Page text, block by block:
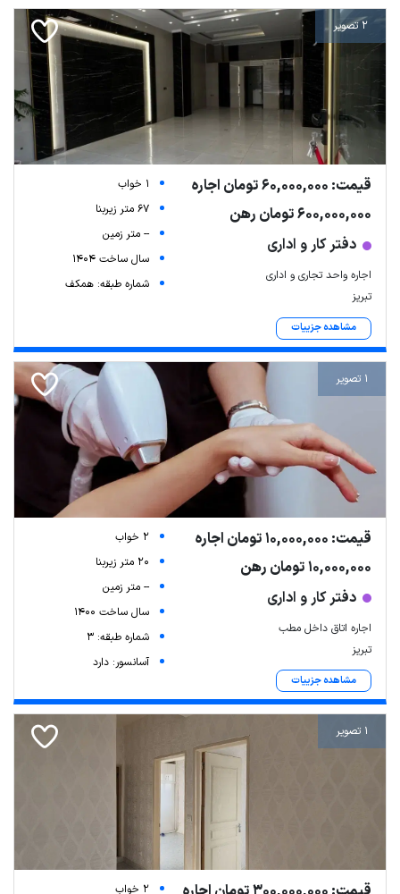
2 تصویر
قیمت: 60,000,000 تومان اجاره
600,000,000 تومان رهن
دفتر کار و اداری
اجاره واحد تجاری و اداری
تبریز
مشاهده جزییات
1 خواب
67 متر زیربنا
-- متر زمین
سال ساخت 1404
شماره طبقه: همکف
1 تصویر
قیمت: 10,000,000 تومان اجاره
10,000,000 تومان رهن
دفتر کار و اداری
اجاره اتاق داخل مطب
تبریز
مشاهده جزییات
2 خواب
20 متر زیربنا
-- متر زمین
سال ساخت 1400
شماره طبقه: 3
آسانسور: دارد
1 تصویر
2 خواب